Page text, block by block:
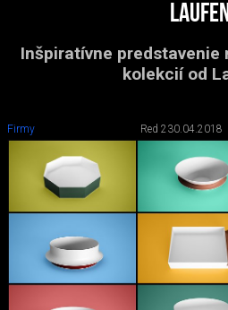
Inšpiratívne predstavenie
kolekcií od
Firmy Red 230.04.2018